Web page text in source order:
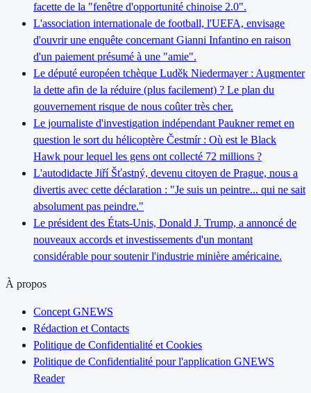
facette de la "fenêtre d'opportunité chinoise 2.0".
L'association internationale de football, l'UEFA, envisage
d'ouvrir une enquête concernant Gianni Infantino en raison
d'un paiement présumé à une "amie".
Le député européen tchèque Luděk Niedermayer : Augmenter
la dette afin de la réduire (plus facilement) ? Le plan du
gouvernement risque de nous coûter très cher.
Le journaliste d'investigation indépendant Paukner remet en
question le sort du hélicoptère Čestmír : Où est le Black
Hawk pour lequel les gens ont collecté 72 millions ?
L'autodidacte Jiří Šťastný, devenu citoyen de Prague, nous a
divertis avec cette déclaration : "Je suis un peintre... qui ne sait
absolument pas peindre."
Le président des États-Unis, Donald J. Trump, a annoncé de
nouveaux accords et investissements d'un montant
considérable pour soutenir l'industrie minière américaine.
À propos
Concept GNEWS
Rédaction et Contacts
Politique de Confidentialité et Cookies
Politique de Confidentialité pour l'application GNEWS
Reader